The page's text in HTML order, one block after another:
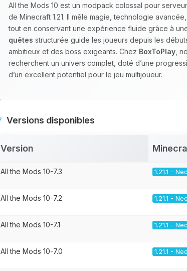
All the Mods 10 est un modpack colossal pour
de Minecraft 1.21. Il mêle magie, technologie
tout en conservant une expérience fluide grâce à
quêtes structurée guide les joueurs depuis les
ambitieux et des boss exigeants. Chez BoxToPlay ,
recherchent un univers complet, doté d’une
d’un excellent potentiel pour le jeu multijoueur.
Versions disponibles
Version
All the Mods 10-7.3 1.21.1 -
All the Mods 10-7.2 1.21.1 -
All the Mods 10-7.1 1.21.1 -
All the Mods 10-7.0 1.21.1 -